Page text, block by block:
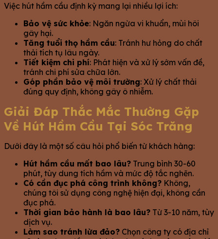
Việc hút hầm cầu định kỳ mang lại nhiều lợi ích:
Bảo vệ sức khỏe: Ngăn ngừa vi khuẩn, mùi hôi
gây hại.
Tăng tuổi thọ hầm cầu: Tránh hư hỏng do chất
thải tích tụ lâu ngày.
Tiết kiệm chi phí: Phát hiện và xử lý sớm vấn đề,
tránh chi phí sửa chữa lớn.
Góp phần bảo vệ môi trường: Xử lý chất thải
đúng quy định, không gây ô nhiễm.
Giải Đáp Thắc Mắc Thường Gặp
Về Hút Hầm Cầu Tại Sóc Trăng
Dưới đây là một số câu hỏi phổ biến từ khách hàng:
Hút hầm cầu mất bao lâu? Trung bình 30-60
phút, tùy dung tích hầm và mức độ tắc nghẽn.
Có cần đục phá công trình không? Không,
chúng tôi sử dụng công nghệ hiện đại, không cần
đục phá.
Thời gian bảo hành là bao lâu? Từ 3-10 năm, tùy
dịch vụ.
Làm sao tránh lừa đảo? Chọn công ty có địa chỉ